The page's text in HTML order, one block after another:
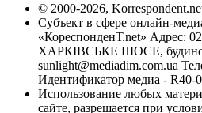
© 2000-2026,
Субъект в сфере онлайн-
«КореспонденТ.net» Адрес:
ХАРКІВСЬКЕ ШОСЕ, будинок
sunlight@mediadim.com.ua
Идентификатор медиа - R40-
Использование любых
сайте, разрешается при